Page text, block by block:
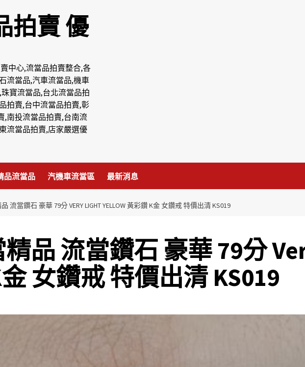
拍賣 優
中心,流當品拍賣整合,各
流當品,汽車流當品,機車
寶流當品,台北流當品拍
拍賣,台中流當品拍賣,彰
,南投流當品拍賣,台南流
流當品拍賣,店家嚴選優
品流當品 汽機車流當區 最新消息
流當鑽石 豪華 79分 VERY LIGHT YELLOW 黃彩鑽 K金 女鑽戒 特價出清 KS019
品 流當鑽石 豪華 79分
女鑽戒 特價出清 KS019